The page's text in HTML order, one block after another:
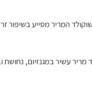
המריר מסייע בשיפור
מריר עשיר במגנזיום,